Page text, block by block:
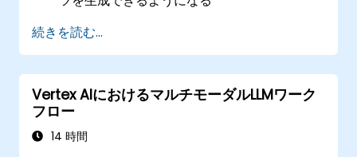
なる
Geminiを活用してブレインストーミングや計
画立案、アイデアの整理を行えるようになる
続きを読む...
Vertex AIにおけるマルチモーダルLLMワーク
フロー
14 時間